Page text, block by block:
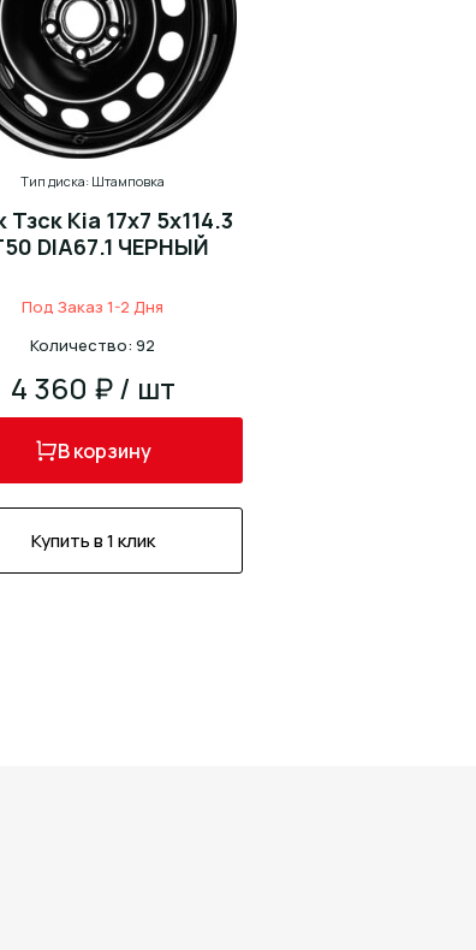
Тип диска: Штамповка
Тзск Kia 17x7 5x114.3
DIA67.1 ЧЕРНЫЙ
Под Заказ 1-2 Дня
Количество: 92
4 360 ₽ / шт
В корзину
Купить в 1 клик